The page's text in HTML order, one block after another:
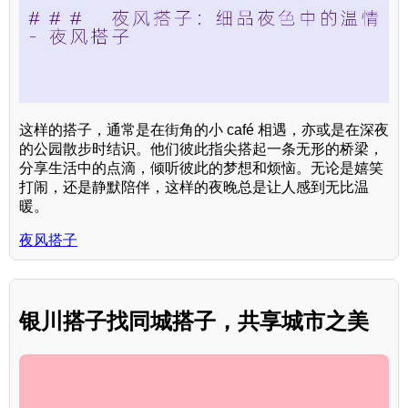
这样的搭子，通常是在街角的小 café 相遇，亦或是在深夜
的公园散步时结识。他们彼此指尖搭起一条无形的桥梁，
分享生活中的点滴，倾听彼此的梦想和烦恼。无论是嬉笑
打闹，还是静默陪伴，这样的夜晚总是让人感到无比温
暖。
夜风搭子
银川搭子找同城搭子，共享城市之美